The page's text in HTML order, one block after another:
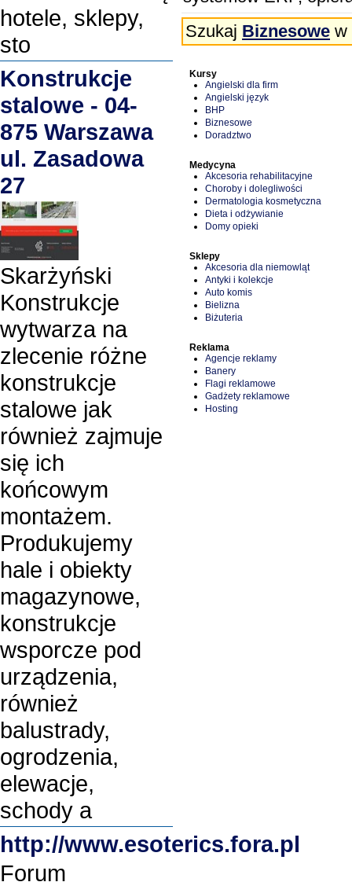
Szukaj Biznesowe w
Kursy
Angielski dla firm
Angielski język
BHP
Biznesowe
Doradztwo
Medycyna
Akcesoria rehabilitacyjne
Choroby i dolegliwości
Dermatologia kosmetyczna
Dieta i odżywianie
Domy opieki
Sklepy
Akcesoria dla niemowląt
Antyki i kolekcje
Auto komis
Bielizna
Biżuteria
Reklama
Agencje reklamy
Banery
Flagi reklamowe
Gadżety reklamowe
Hosting
hotele, sklepy,
sto
Konstrukcje
stalowe - 04-
875 Warszawa
ul. Zasadowa
27
Skarżyński
Konstrukcje
wytwarza na
zlecenie różne
konstrukcje
stalowe jak
również zajmuje
się ich
końcowym
montażem.
Produkujemy
hale i obiekty
magazynowe,
konstrukcje
wsporcze pod
urządzenia,
również
balustrady,
ogrodzenia,
elewacje,
schody a
http://www.esoterics.fora.pl
Forum